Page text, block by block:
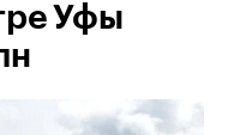
Уфы